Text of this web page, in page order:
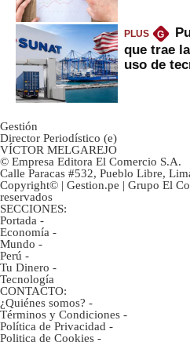
PLUS G
que trae
uso de
Gestión
Director Periodístico (e)
VÍCTOR MELGAREJO
© Empresa Editora El Comercio S.A.
Calle Paracas #532, Pueblo Libre,
Copyright© | Gestion.pe | Grupo El
reservados
SECCIONES:
Portada -
Economía -
Mundo -
Perú -
Tu Dinero -
Tecnología
CONTACTO:
¿Quiénes somos? -
Términos y Condiciones -
Política de Privacidad -
Politica de Cookies -